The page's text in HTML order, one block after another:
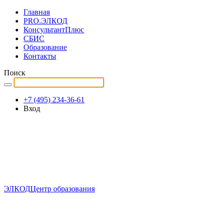
Главная
PRO.ЭЛКОД
КонсультантПлюс
СБИС
Образование
Контакты
Поиск
+7 (495) 234-36-61
Вход
ЭЛКОДЦентр образования